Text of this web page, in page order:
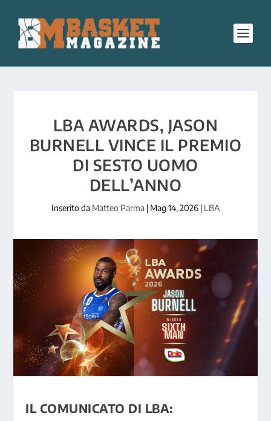
LBA AWARDS, JASON
BURNELL VINCE IL PREMIO
DI SESTO UOMO
DELL’ANNO
Inserito da Matteo Parma | Mag 14, 2026 | LBA
IL COMUNICATO DI LBA: